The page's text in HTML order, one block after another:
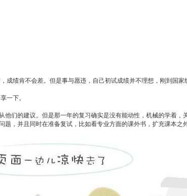
肯不会差。但是事与愿违，自己初试成绩并不理想，刚到国
一下。
的建议。但是那一年的复习确实是没有能动性，机械的学着，
，并且同时在准备复试，比如看专业方面的课外书，扩充课本